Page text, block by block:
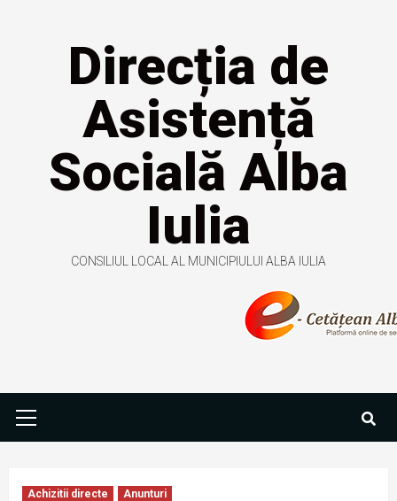
Direcția de
Asistență
Socială Alba
Iulia
CONSILIUL LOCAL AL MUNICIPIULUI ALBA IULIA
Achizitii directe Anunturi